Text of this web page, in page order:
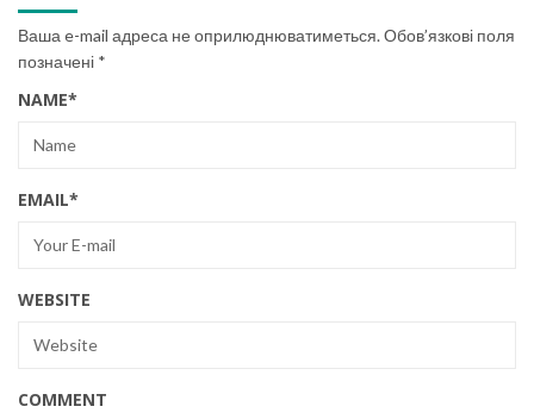
Ваша e-mail адреса не оприлюднюватиметься.Обов’язкові поля
позначені *
NAME*
EMAIL*
WEBSITE
COMMENT